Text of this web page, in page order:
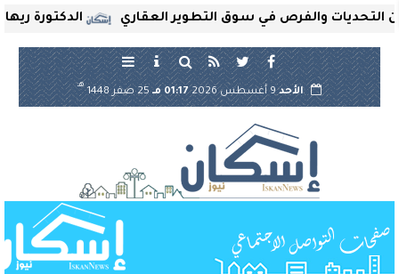
الدكتورة ريهام والفرص في سوق التطوير العقاري
الأحد9 أغسطس 2026 01:17 مـ 25 صفر 1448
هـ